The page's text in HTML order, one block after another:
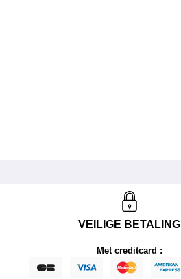
VEILIGE BETALING
Met creditcard :